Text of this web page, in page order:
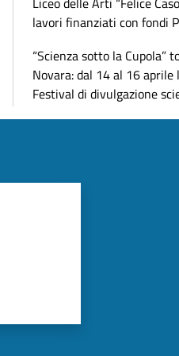
lavori finanziati con fondi
“Scienza sotto la Cupola”
Novara: dal 14 al 16 aprile
Festival di divulgazione